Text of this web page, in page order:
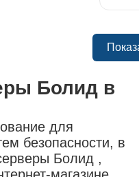
Болид в
для
безопасности, в
Болид ,